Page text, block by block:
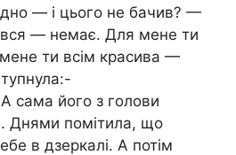
— і цього не бачив? —
— немає. Для мене ти
ти всім красива —
сама його з голови
Днями помітила, що
в дзеркалі. А потім